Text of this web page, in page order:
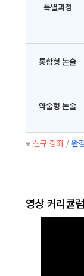
특별과정
통합형 논술
약술형 논술
※ 신규 강좌 / 완
영상 커리큘